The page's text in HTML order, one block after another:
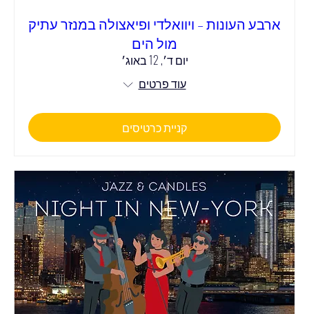
ארבע העונות – ויוואלדי ופיאצולה במנזר עתיק
מול הים
יום ד׳, 12 באוג׳
עוד פרטים
קניית כרטיסים